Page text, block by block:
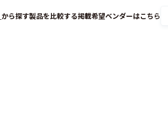
から探す製品を比較する掲載希望ベンダーはこちら